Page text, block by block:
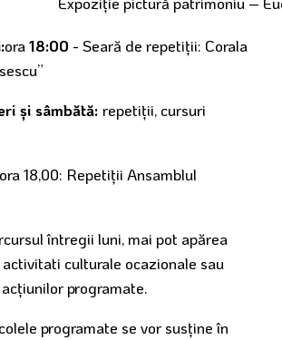
ora18:00 - Seară de repetiţii: Corala
şi sâmbătă: repetiţii, cursuri
18,00: Repetiţii Ansamblul
întregii luni, mai pot apărea
culturale ocazionale sau
programate.
programate se vor susţine în